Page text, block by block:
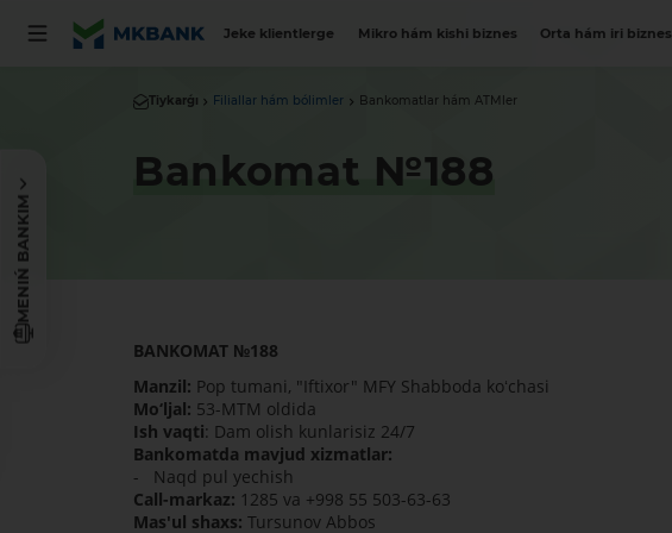
Jeke klientlerge Mikro hám kishi biznes Orta hám iri biznes
MENIŃ BANKIM
Tiykarǵı Filiallar hám bólimler Bankomatlar hám ATMler
Bankomat №188
BANKOMAT №188
Manzil: Pop tumani, "Iftixor" MFY Shabboda koʻchasi
Mo‘ljal: 53-MTM oldida
Ish vaqti: Dam olish kunlarisiz 24/7
Bankomatda mavjud xizmatlar:
- Naqd pul yechish
Call-markaz: 1285 va +998 55 503-63-63
Mas'ul shaxs: Tursunov Abbos